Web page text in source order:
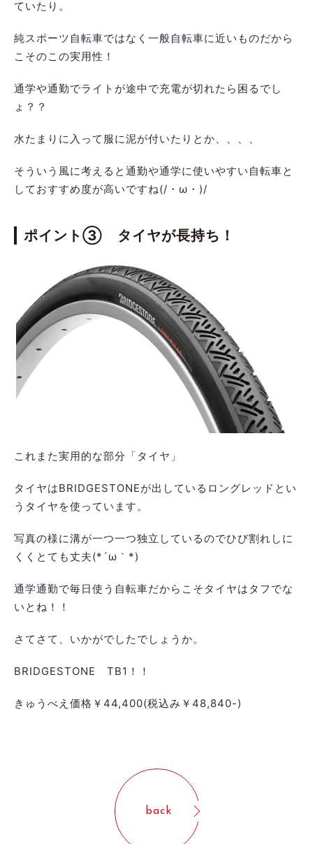
ていたり。
純スポーツ自転車ではなく一般自転車に近いものだから
こそのこの実用性！
通学や通勤でライトが途中で充電が切れたら困るでし
ょ？？
水たまりに入って服に泥が付いたりとか、、、、
そういう風に考えると通勤や通学に使いやすい自転車と
しておすすめ度が高いですね(/・ω・)/
ポイント③ タイヤが長持ち！
これまた実用的な部分「タイヤ」
タイヤはBRIDGESTONEが出しているロングレッドとい
うタイヤを使っています。
写真の様に溝が一つ一つ独立しているのでひび割れしに
くくとても丈夫(*´ω｀*)
通学通勤で毎日使う自転車だからこそタイヤはタフでな
いとね！！
さてさて、いかがでしたでしょうか。
BRIDGESTONE TB1！！
きゅうべえ価格￥44,400(税込み￥48,840-)
back